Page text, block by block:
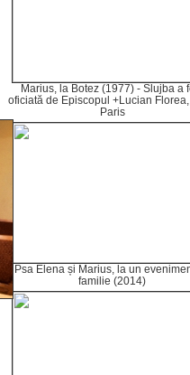
Marius, la Botez (1977) - Slujba a
oficiată de Episcopul +Lucian
Paris
Psa Elena și Marius, la un
familie (2014)